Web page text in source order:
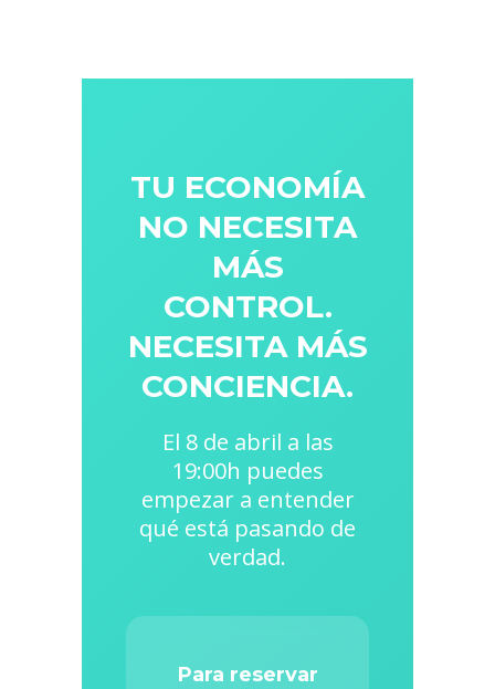
TU ECONOMÍA
NO NECESITA
MÁS
CONTROL.
NECESITA MÁS
CONCIENCIA.
El 8 de abril a las
19:00h puedes
empezar a entender
qué está pasando de
verdad.
Para reservar